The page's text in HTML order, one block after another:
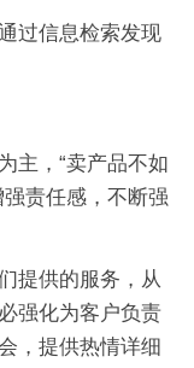
过信息检索发现
主，“卖产品不如
责任感，不断强
提供的服务，从
强化为客户负责
，提供热情详细